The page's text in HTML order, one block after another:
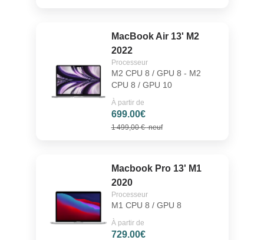
MacBook Air 13' M2
2022
Processeur
M2 CPU 8 / GPU 8 - M2
CPU 8 / GPU 10
À partir de
699.00€
1 499,00 €neuf
Macbook Pro 13' M1
2020
Processeur
M1 CPU 8 / GPU 8
À partir de
729.00€